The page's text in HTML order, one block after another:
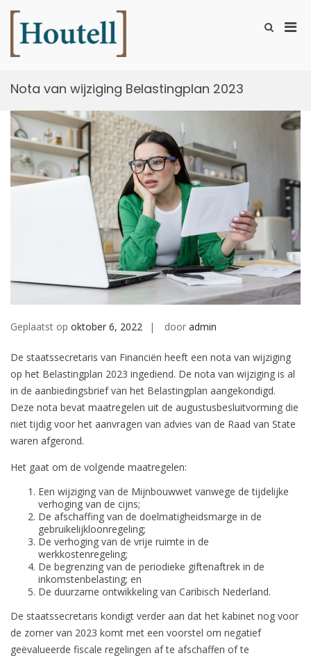
naar
inhoud
Toon
Nota van wijziging Belastingplan 2023
Geplaatst op oktober 6, 2022 door admin
De staatssecretaris van Financiën heeft een nota van wijziging
op het Belastingplan 2023 ingediend. De nota van wijziging is al
in de aanbiedingsbrief van het Belastingplan aangekondigd.
Deze nota bevat maatregelen uit de augustusbesluitvorming die
niet tijdig voor het aanvragen van advies van de Raad van State
waren afgerond.
Het gaat om de volgende maatregelen:
Een wijziging van de Mijnbouwwet vanwege de tijdelijke
verhoging van de cijns;
De afschaffing van de doelmatigheidsmarge in de
gebruikelijkloonregeling;
De verhoging van de vrije ruimte in de
werkkostenregeling;
De begrenzing van de periodieke giftenaftrek in de
inkomstenbelasting; en
De duurzame ontwikkeling van Caribisch Nederland.
De staatssecretaris kondigt verder aan dat het kabinet nog voor
de zomer van 2023 komt met een voorstel om negatief
geëvalueerde fiscale regelingen af te afschaffen of te